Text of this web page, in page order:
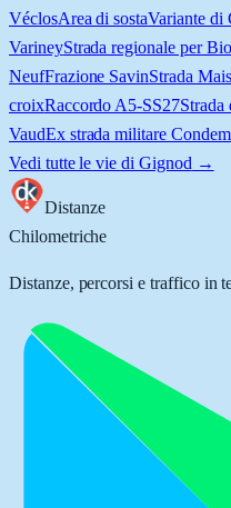
VéclosArea di sostaVariante di
VarineyStrada regionale per
NeufFrazione SavinStrada
croixRaccordo A5-SS27Strada
VaudEx strada militare
Vedi tutte le vie di Gignod →
Distanze
Chilometriche
Distanze, percorsi e traffico in